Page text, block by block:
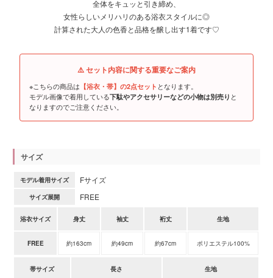
全体をキュッと引き締め、
女性らしいメリハリのある浴衣スタイルに◎
計算された大人の色香と品格を醸し出す1着です♡
⚠️ セット内容に関する重要なご案内
※こちらの商品は 【浴衣・帯】の2点セット となります。
モデル画像で着用している下駄やアクセサリーなどの小物は別売り と
なりますのでご注意ください。
サイズ
モデル着用サイズ Fサイズ
サイズ展開 FREE
浴衣サイズ 身丈 袖丈 裄丈 生地
FREE 約163cm 約49cm 約67cm ポリエステル100%
帯サイズ 長さ 生地